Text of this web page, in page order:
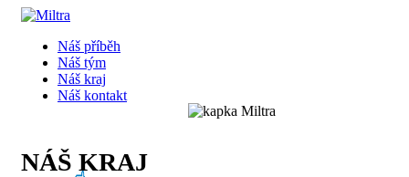
Náš příběh
Náš tým
Náš kraj
Náš kontakt
NÁŠ KRAJ